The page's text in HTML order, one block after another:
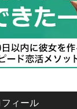
フィール